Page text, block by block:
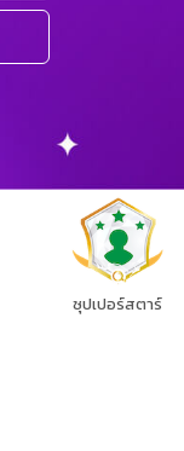
ซุปเปอร์สตาร์